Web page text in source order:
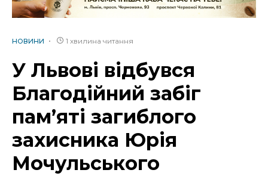
НОВИНИ 1 хвилина читання
У Львові відбувся
Благодійний забіг
памʼяті загиблого
захисника Юрія
Мочульського